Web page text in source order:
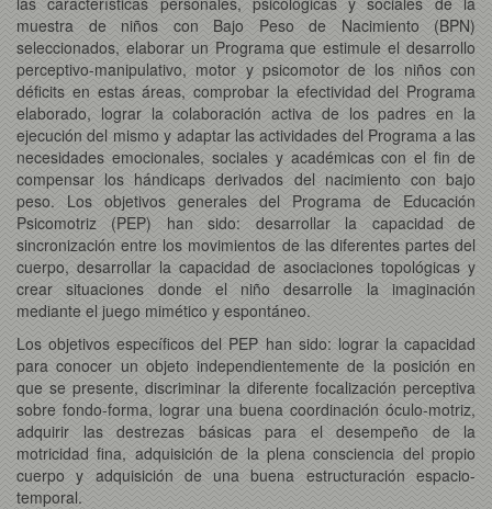
muestra de niños con Bajo Peso de Nacimiento (BPN)
seleccionados, elaborar un Programa que estimule el desarrollo
perceptivo-manipulativo, motor y psicomotor de los niños con
déficits en estas áreas, comprobar la efectividad del Programa
elaborado, lograr la colaboración activa de los padres en la
ejecución del mismo y adaptar las actividades del Programa a las
necesidades emocionales, sociales y académicas con el fin de
compensar los hándicaps derivados del nacimiento con bajo
peso. Los objetivos generales del Programa de Educación
Psicomotriz (PEP) han sido: desarrollar la capacidad de
sincronización entre los movimientos de las diferentes partes del
cuerpo, desarrollar la capacidad de asociaciones topológicas y
crear situaciones donde el niño desarrolle la imaginación
mediante el juego mimético y espontáneo.
Los objetivos específicos del PEP han sido: lograr la capacidad
para conocer un objeto independientemente de la posición en
que se presente, discriminar la diferente focalización perceptiva
sobre fondo-forma, lograr una buena coordinación óculo-motriz,
adquirir las destrezas básicas para el desempeño de la
motricidad fina, adquisición de la plena consciencia del propio
cuerpo y adquisición de una buena estructuración espacio-
temporal.